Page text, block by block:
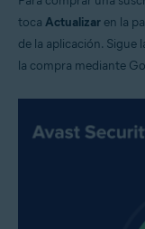
toca Actualizar en la
de la aplicación. Sigue
la compra mediante